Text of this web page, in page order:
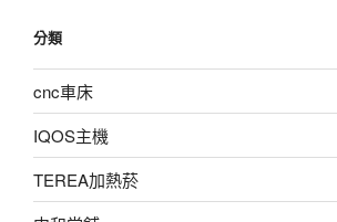
分類
cnc車床
IQOS主機
TEREA加熱菸